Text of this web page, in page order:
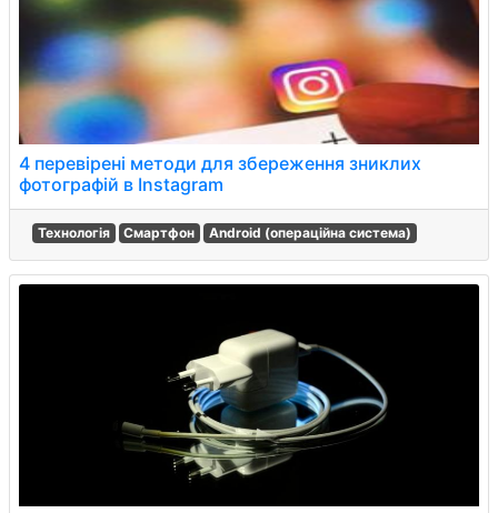
4 перевірені методи для збереження зниклих
фотографій в Instagram
Технологія Смартфон Android (операційна система)